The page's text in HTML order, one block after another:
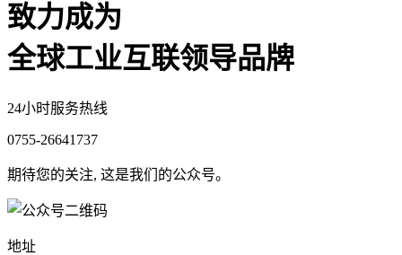
致力成为
全球工业互联领导品牌
24小时服务热线
0755-26641737
期待您的关注, 这是我们的公众号。
地址